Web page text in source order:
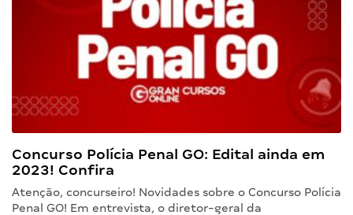
Concurso Polícia Penal GO: Edital ainda em
2023! Confira
Atenção, concurseiro! Novidades sobre o Concurso Polícia
Penal GO! Em entrevista, o diretor-geral da